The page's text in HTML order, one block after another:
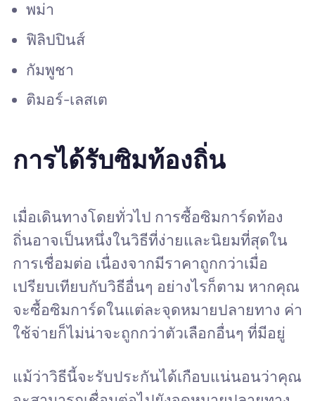
พม่า
ฟิลิปปินส์
กัมพูชา
ติมอร์-เลสเต
การได้รับซิมท้องถิ่น
เมื่อเดินทางโดยทั่วไป การซื้อซิมการ์ดท้อง
ถิ่นอาจเป็นหนึ่งในวิธีที่ง่ายและนิยมที่สุดใน
การเชื่อมต่อ เนื่องจากมีราคาถูกกว่าเมื่อ
เปรียบเทียบกับวิธีอื่นๆ อย่างไรก็ตาม หากคุณ
จะซื้อซิมการ์ดในแต่ละจุดหมายปลายทาง ค่า
ใช้จ่ายก็ไม่น่าจะถูกกว่าตัวเลือกอื่นๆ ที่มีอยู่
แม้ว่าวิธีนี้จะรับประกันได้เกือบแน่นอนว่าคุณ